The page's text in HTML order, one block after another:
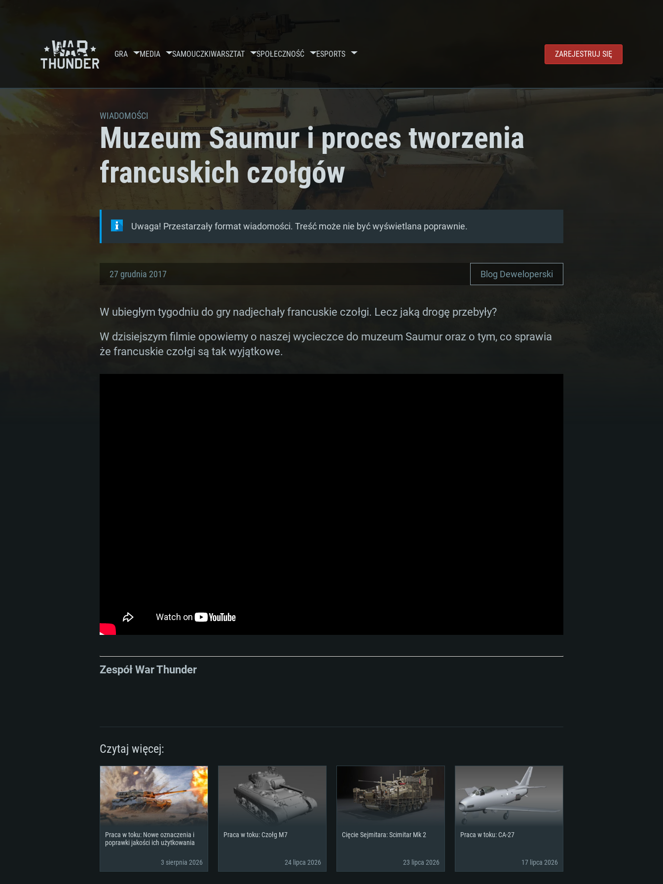
GRA MEDIA SAMOUCZKIWARSZTAT SPOŁECZNOŚĆ ESPORTS ZAREJESTRUJ SIĘ
WYMAGANIA SYSTEMOWE
WIADOMOŚCI
Muzeum Saumur i proces tworzenia
francuskich czołgów
Uwaga! Przestarzały format wiadomości. Treść może nie być wyświetlana poprawnie.
27 grudnia 2017 Blog Deweloperski
W ubiegłym tygodniu do gry nadjechały francuskie czołgi. Lecz jaką drogę przebyły?
W dzisiejszym filmie opowiemy o naszej wycieczce do muzeum Saumur oraz o tym, co sprawia
że francuskie czołgi są tak wyjątkowe.
Zespół War Thunder
Czytaj więcej:
Praca w toku: Nowe oznaczenia i
poprawki jakości ich użytkowania
3 sierpnia 2026
Praca w toku: Czołg M7
24 lipca 2026
Cięcie Sejmitara: Scimitar Mk 2
23 lipca 2026
Praca w toku: CA-27
17 lipca 2026